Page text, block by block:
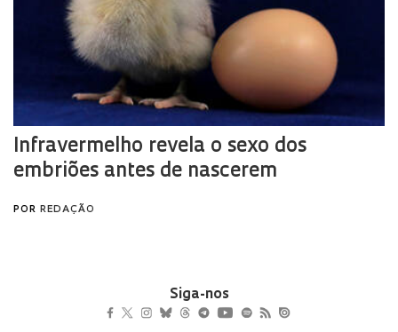
Siga-nos